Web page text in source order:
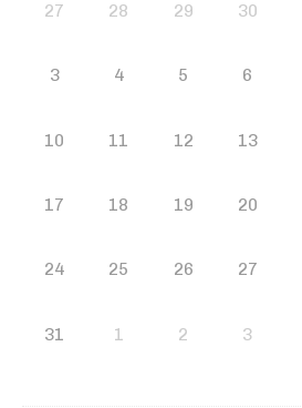
27 28 29 30
3 4 5 6
10 11 12 13
17 18 19 20
24 25 26 27
31 1 2 3